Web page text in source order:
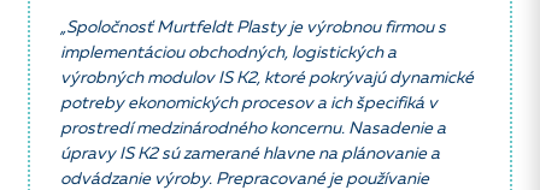
„Spoločnosť Murtfeldt Plasty je výrobnou firmou s
implementáciou obchodných, logistických a
výrobných modulov IS K2, ktoré pokrývajú dynamické
potreby ekonomických procesov a ich špecifiká v
prostredí medzinárodného koncernu. Nasadenie a
úpravy IS K2 sú zamerané hlavne na plánovanie a
odvádzanie výroby. Prepracované je používanie